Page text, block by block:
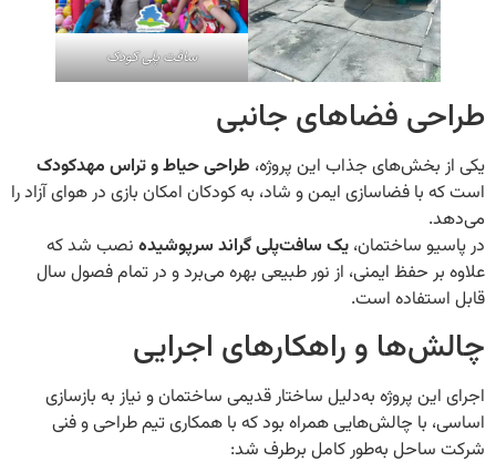
سافت پلی کودک
فضاهای جانبی
بخش‌های جذاب این پروژه،طراحی حیاط و تراس مهدکودک
فضاسازی ایمن و شاد، به کودکان امکان بازی در هوای آزاد را
ساختمان،یک سافت‌پلی گراند سرپوشیدهنصب شد که
حفظ ایمنی، از نور طبیعی بهره می‌برد و در تمام فصول سال
است.
و راهکارهای اجرایی
پروژه به‌دلیل ساختار قدیمی ساختمان و نیاز به بازسازی
با چالش‌هایی همراه بود که با همکاری تیم طراحی و فنی
به‌طور کامل برطرف شد: